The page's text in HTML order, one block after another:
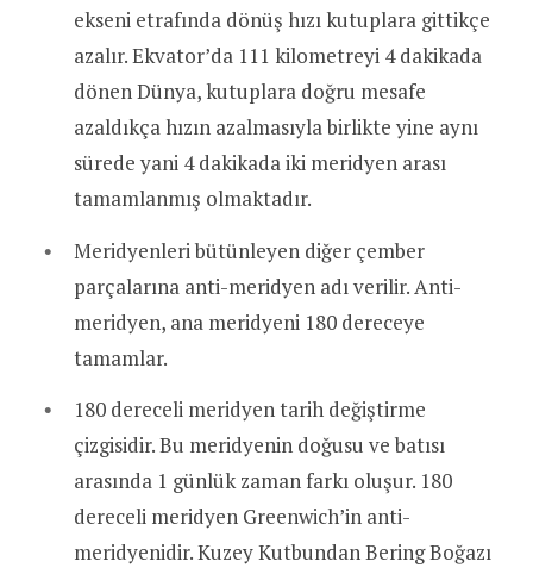
ekseni etrafında dönüş hızı kutuplara gittikçe
azalır. Ekvator’da 111 kilometreyi 4 dakikada
dönen Dünya, kutuplara doğru mesafe
azaldıkça hızın azalmasıyla birlikte yine aynı
sürede yani 4 dakikada iki meridyen arası
tamamlanmış olmaktadır.
Meridyenleri bütünleyen diğer çember
parçalarına anti-meridyen adı verilir. Anti-
meridyen, ana meridyeni 180 dereceye
tamamlar.
180 dereceli meridyen tarih değiştirme
çizgisidir. Bu meridyenin doğusu ve batısı
arasında 1 günlük zaman farkı oluşur. 180
dereceli meridyen Greenwich’in anti-
meridyenidir. Kuzey Kutbundan Bering Boğazı